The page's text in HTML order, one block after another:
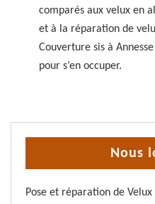
comparés aux velux en
et à la réparation de
Couverture sis à
pour s’en occuper.
Nous
Pose et réparation de